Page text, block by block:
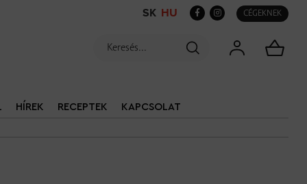
CÉGEKNEK
SK HU
HÍREK RECEPTEK KAPCSOLAT